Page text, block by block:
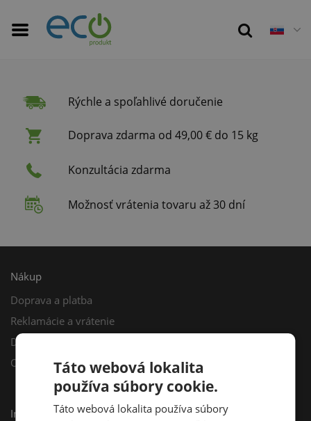
Rýchle a spoľahlivé doručenie
Doprava zdarma od 49,00 € do 15 kg
Konzultácia zdarma
Možnosť vrátenia tovaru až 30 dní
Nákup
Doprava a platba
Reklamácie a vrátenie
Darčekový poukaz
Odberné miesta
Informácie
Táto webová lokalita
používa súbory cookie.
Táto webová lokalita používa súbory